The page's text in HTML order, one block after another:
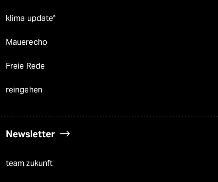
klima update°
Mauerecho
Freie Rede
reingehen
Newsletter
team zukunft